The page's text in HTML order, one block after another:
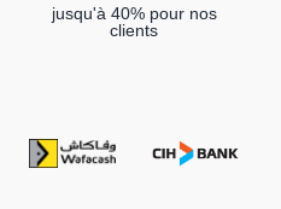
jusqu'à 40% pour nos
clients